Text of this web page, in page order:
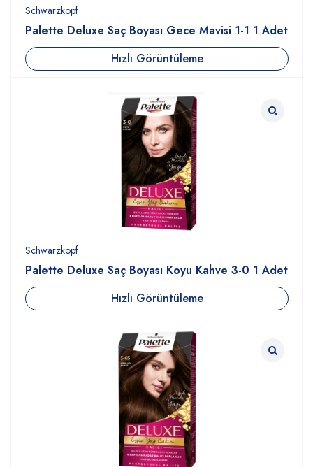
Schwarzkopf
Palette Deluxe Saç Boyası Gece Mavisi 1-1 1 Adet
Hızlı Görüntüleme
Schwarzkopf
Palette Deluxe Saç Boyası Koyu Kahve 3-0 1 Adet
Hızlı Görüntüleme